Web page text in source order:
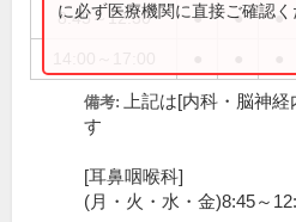
8:45～12:30 ● ● ●
に必ず医療機関に直接ご確認く
備考:
上記は[内科・脳神
す
[耳鼻咽喉科]
(月・火・水・金)8:45～